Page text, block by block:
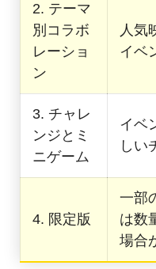
2. テーマ
別コラボ
レーショ
ン
人気
イベ
3. チャレ
ンジとミ
ニゲーム
イベ
しい
4. 限定版
一部
は数
場合